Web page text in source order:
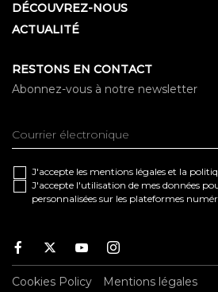
DÉCOUVREZ-NOUS
ACTUALITÉ
RESTONS EN CONTACT
Abonnez-vous à notre newsletter
J'accepte les mentions légales et la
J'accepte l'utilisation de mes données
personnalisées sur les plateformes
Facebook
TwitterYoutubeInstagram
Cookies Policy
Mentions légales